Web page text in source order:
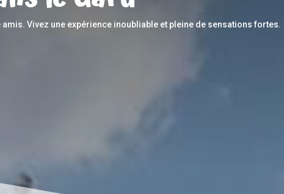
Vivez une expérience inoubliable et pleine de sensations fortes.